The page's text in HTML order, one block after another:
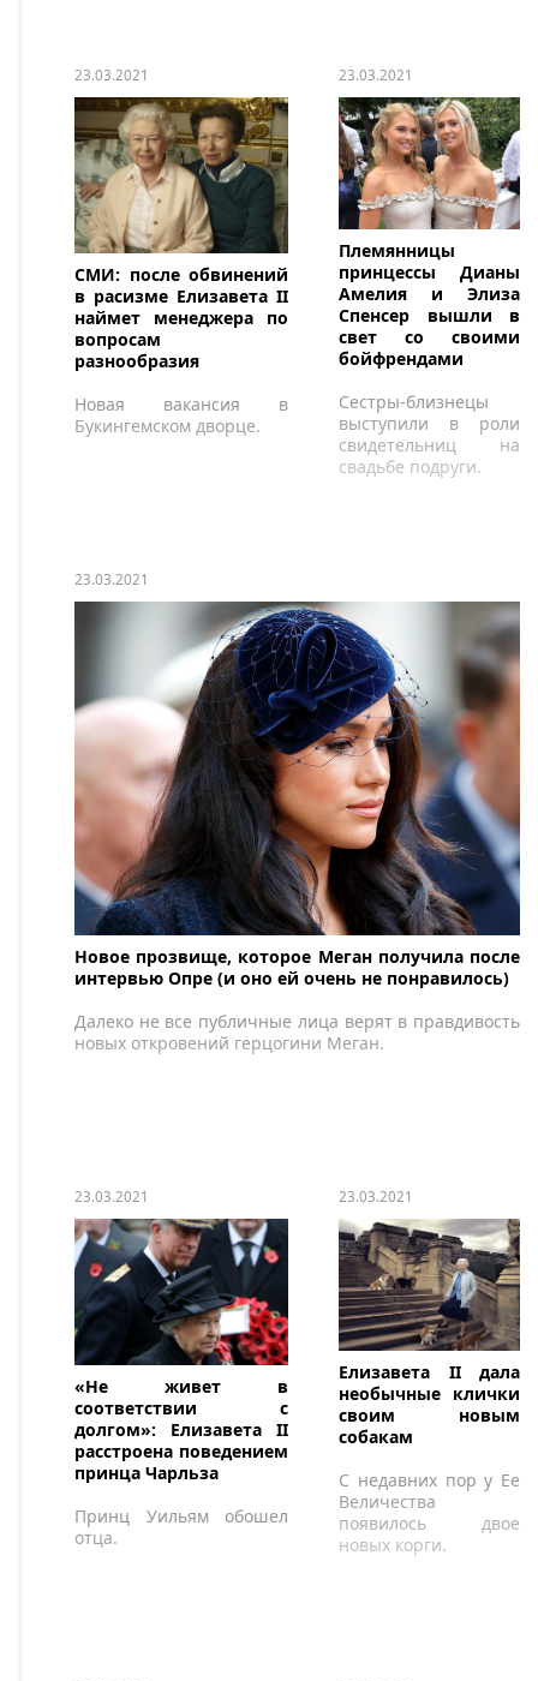
Шарлем.
23.03.2021
СМИ: после обвинений
в расизме Елизавета II
наймет менеджера по
вопросам
разнообразия
Новая вакансия в
Букингемском дворце.
23.03.2021
Племянницы
принцессы Дианы
Амелия и Элиза
Спенсер вышли в
свет со своими
бойфрендами
Сестры-близнецы
выступили в роли
свидетельниц на
свадьбе подруги.
23.03.2021
Новое прозвище, которое Меган получила после
интервью Опре (и оно ей очень не понравилось)
Далеко не все публичные лица верят в правдивость
новых откровений герцогини Меган.
23.03.2021
«Не живет в
соответствии с
долгом»: Елизавета II
расстроена поведением
принца Чарльза
Принц Уильям обошел
отца.
23.03.2021
Елизавета II дала
необычные клички
своим новым
собакам
С недавних пор у Ее
Величества
появилось двое
новых корги.